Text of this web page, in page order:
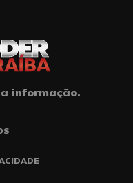
informação.